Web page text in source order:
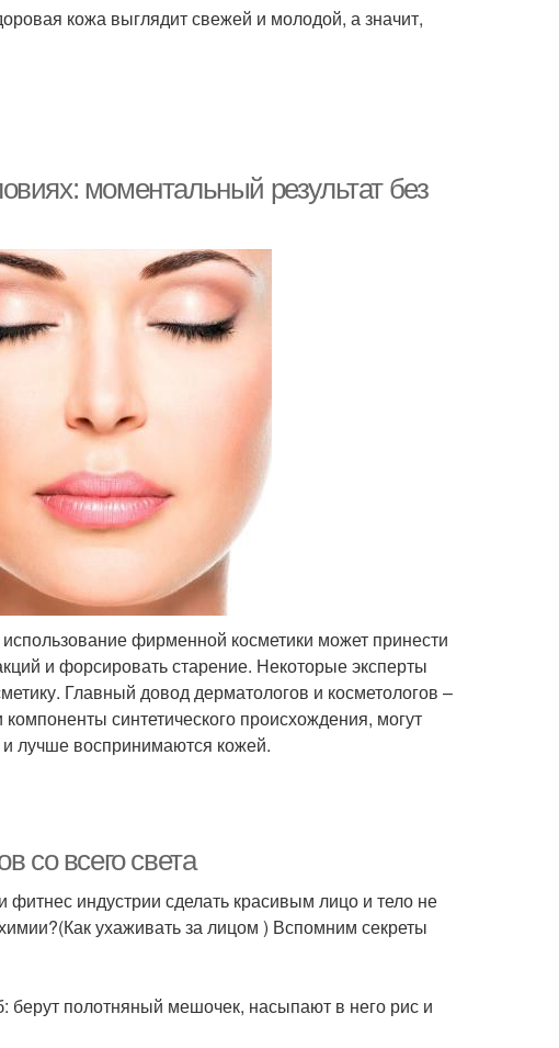
кожа выглядит свежей и молодой, а значит,
моментальный результат без
фирменной косметики может принести
и форсировать старение. Некоторые эксперты
Главный довод дерматологов и косметологов –
синтетического происхождения, могут
лучше воспринимаются кожей.
со всего света
индустрии сделать красивым лицо и тело не
ухаживать за лицом ) Вспомним секреты
берут полотняный мешочек, насыпают в него рис и